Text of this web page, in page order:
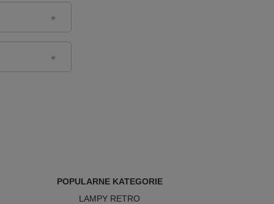
POPULARNE KATEGORIE
LAMPY RETRO